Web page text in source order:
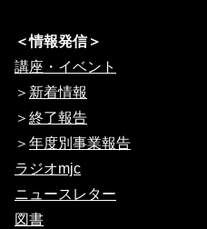
＜情報発信＞
講座・イベント
＞ 新着情報
＞ 終了報告
＞ 年度別事業報告
ラジオmjc
ニュースレター
図書